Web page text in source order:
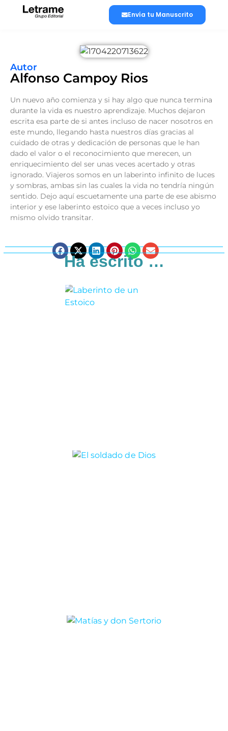
Envía tu Manuscrito
Autor
Alfonso Campoy Rios
Un nuevo año comienza y si hay algo que nunca termina
durante la vida es nuestro aprendizaje. Muchos dejaron
escrita esa parte de si antes incluso de nacer nosotros en
este mundo, llegando hasta nuestros días gracias al
cuidado de otras y dedicación de personas que le han
dado el valor o el reconocimiento que merecen, un
enriquecimiento del ser unas veces acertado y otras
ignorado. Viajeros somos en un laberinto infinito de luces
y sombras, ambas sin las cuales la vida no tendría ningún
sentido. Dejo aquí escuetamente una parte de ese abismo
interior y ese laberinto estoico que a veces incluso yo
mismo olvido transitar.
Ha escrito …